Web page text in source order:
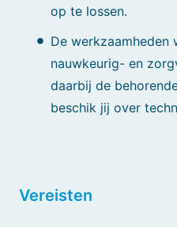
op te lossen.
De
nauwkeurig- en
daarbij de
beschik jij over
Vereisten